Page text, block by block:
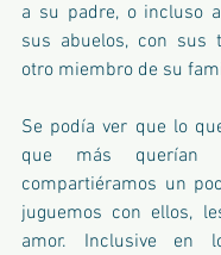
a su padre, o incluso
sus abuelos, con sus
otro miembro de su
Se podía ver que lo
que más querían
compartiéramos un
juguemos con ellos,
amor. Inclusive en